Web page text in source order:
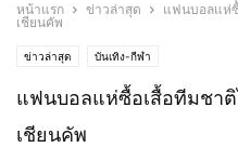
หน้าแรก ข่าวล่าสุด
แฟนบอลแห่ซื้
เชียนคัพ
ข่าวล่าสุด บันเทิง-กีฬา
แฟนบอลแห่ซื้อเสื้อทีมชาติ
เชียนคัพ